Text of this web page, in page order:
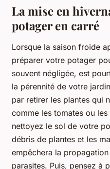
La mise en
potager en carré
Lorsque la saison froide
préparer votre potager
souvent négligée, est
la pérennité de votre
par retirer les plantes qui
comme les tomates ou
nettoyez le sol de votre
débris de plantes et les
empêchera la
parasites. Puis, pensez à